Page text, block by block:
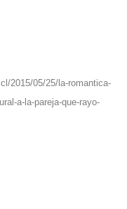
2015/05/25/la-romantica-
a-la-pareja-que-rayo-